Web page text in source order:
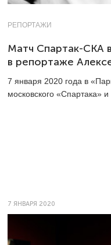
РЕПОРТАЖИ
Матч Спартак-СКА
в репортаже
7 января 2020 года в
московского «Спартака» и
7 ЯНВАРЯ 2020